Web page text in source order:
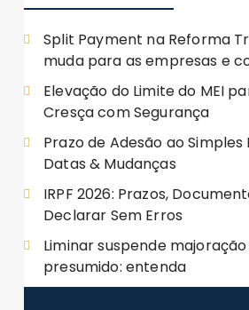
Split Payment na Reforma
muda para as empresas e
Elevação do Limite do MEI
Cresça com Segurança
Prazo de Adesão ao Simples
Datas & Mudanças
IRPF 2026: Prazos,
Declarar Sem Erros
Liminar suspende majoração
presumido: entenda